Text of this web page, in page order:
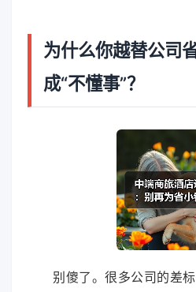
为什么你越替公司
成“不懂事”？
别傻了。很多公司的差